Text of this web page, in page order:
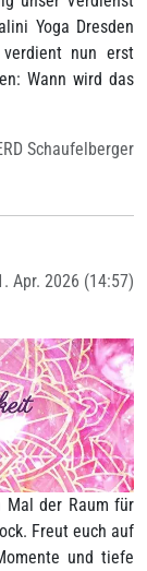
Yoga Dresden
nun erst
Wann wird das
Schaufelberger
Apr. 2026 (14:57)
der Raum für
Freut euch auf
und tiefe